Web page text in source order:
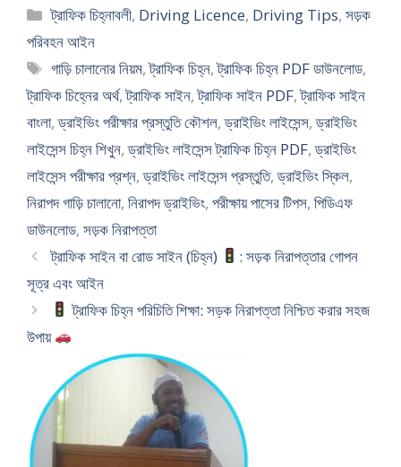
Categories
ট্রাফিক চিহ্নাবলী, Driving Licence, Driving Tips,সড়ক
পরিবহন আইন
Tags
গাড়ি চালানোর নিয়ম,ট্রাফিক চিহ্ন,ট্রাফিক চিহ্ন PDF ডাউনলোড,
ট্রাফিক চিহ্নের অর্থ,ট্রাফিক সাইন,ট্রাফিক সাইন PDF,ট্রাফিক সাইন
বাংলা,ড্রাইভিং পরীক্ষার প্রস্তুতি কৌশল,ড্রাইভিং লাইসেন্স,ড্রাইভিং
লাইসেন্স চিহ্ন শিখুন,ড্রাইভিং লাইসেন্স ট্রাফিক চিহ্ন PDF,ড্রাইভিং
লাইসেন্স পরীক্ষার প্রশ্ন,ড্রাইভিং লাইসেন্স প্রস্তুতি,ড্রাইভিং স্কিল,
নিরাপদ গাড়ি চালানো, নিরাপদ ড্রাইভিং, পরীক্ষায় পাসের টিপস, পিডিএফ
ডাউনলোড, সড়ক নিরাপত্তা
ট্রাফিক সাইন বা রোড সাইন (চিহ্ন)
: সড়ক নিরাপত্তার গোপন
সূত্র এবং আইন
ট্রাফিক চিহ্ন পরিচিতি শিক্ষা: সড়ক নিরাপত্তা নিশ্চিত করার সহজ
উপায়